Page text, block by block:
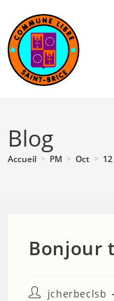
Blog
Accueil > PM > Oct > 12
Bonjour
jcherbeclsb